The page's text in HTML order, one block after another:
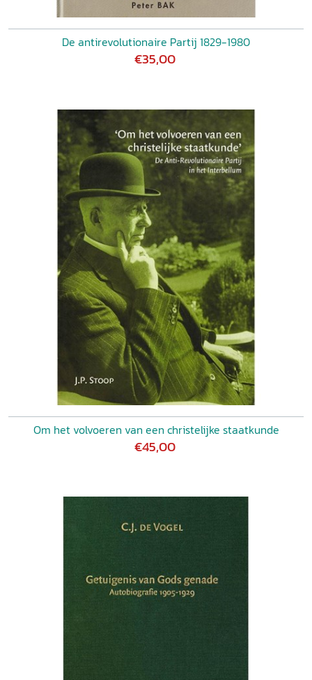
De antirevolutionaire Partij 1829-1980
€35,00
Om het volvoeren van een christelijke staatkunde
€45,00